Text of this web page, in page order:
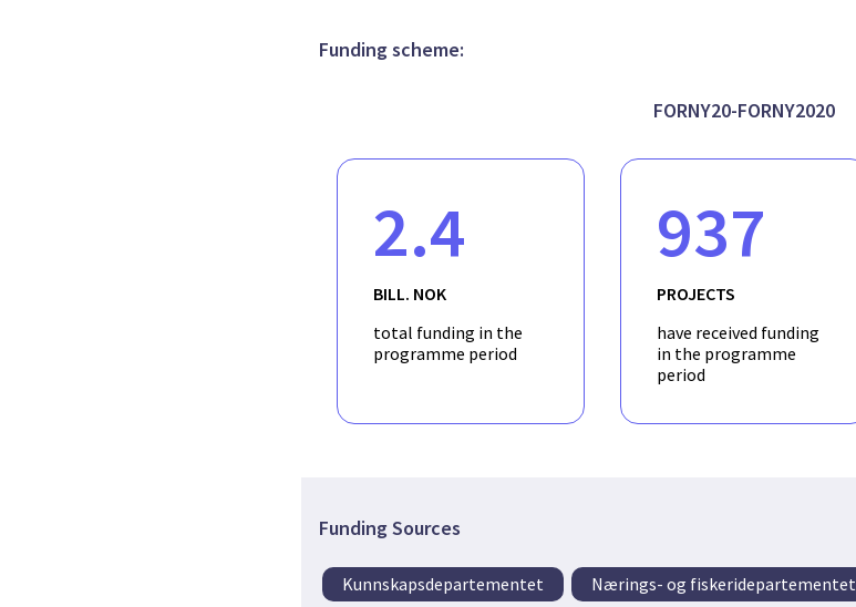
market gaps that the Biofy solution can best address
Funding scheme:
FORNY20-FORNY2020
2.4
BILL. NOK
total funding in the
programme period
937
PROJECTS
have received funding
in the programme
period
Funding Sources
Kunnskapsdepartementet Nærings- og fiskeridepartementet